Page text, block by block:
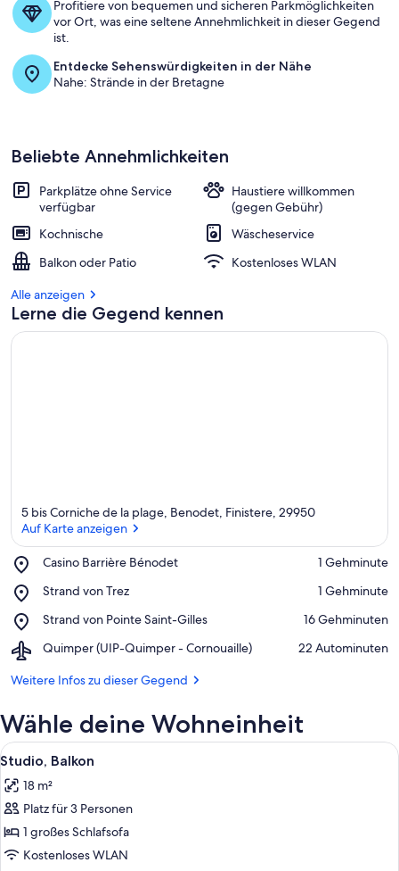
Profitiere von bequemen und sicheren Parkmöglichkeiten
vor Ort, was eine seltene Annehmlichkeit in dieser Gegend
ist.
Entdecke Sehenswürdigkeiten in der Nähe
Nahe: Strände in der Bretagne
Beliebte Annehmlichkeiten
Parkplätze ohne Service
verfügbar
Haustiere willkommen
(gegen Gebühr)
Kochnische
Wäscheservice
Balkon oder Patio
Kostenloses WLAN
Alle anzeigen
Lerne die Gegend kennen
5 bis Corniche de la plage, Benodet, Finistere, 29950
Auf Karte anzeigen
Casino Barrière Bénodet
Place,
Barrière
‪1 Gehminute‬
Strand von Trez
Place,
von
‪1 Gehminute‬
Strand von Pointe Saint-Gilles
Place,
von
Saint-
‪16 Gehminuten‬
Quimper (UIP-Quimper - Cornouaille)
Airport,
(UIP-
-
Cornouaille)
‪22 Autominuten‬
Weitere Infos zu dieser Gegend
Wähle deine Wohneinheit
Alle
Fotos
für
Studio,
Balkon
anzeigen
Ein kompakter Wohnbereich mit
5
Studio, Balkon
18 m²
Platz für 3 Personen
1 großes Schlafsofa
Kostenloses WLAN